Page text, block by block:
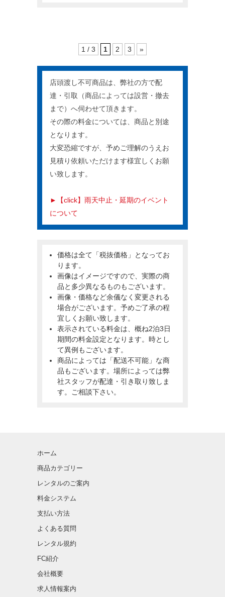
1 / 3 1 2 3 »
店頭渡し不可商品は、弊社の方で配
達・引取（商品によっては設営・撤去
まで）へ伺わせて頂きます。
その際の料金については、商品と別途
となります。
大変恐縮ですが、予めご理解のうえお
見積り依頼いただけます様宜しくお願
い致します。
►【click】雨天中止・延期のイベント
について
価格は全て「税抜価格」となってお
ります。
画像はイメージですので、実際の商
品と多少異なるものもございます。
画像・価格など余儀なく変更される
場合がございます。予めご了承の程
宜しくお願い致します。
表示されている料金は、概ね2泊3日
期間の料金設定となります。時とし
て異例もございます。
商品によっては「配送不可能」な商
品もございます。場所によっては弊
社スタッフが配達・引き取り致しま
す。ご相談下さい。
ホーム
商品カテゴリー
レンタルのご案内
料金システム
支払い方法
よくある質問
レンタル規約
FC紹介
会社概要
求人情報案内